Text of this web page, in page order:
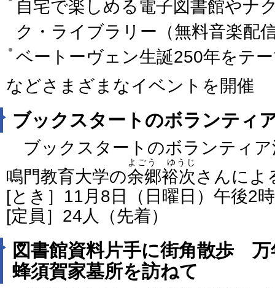
自宅で楽しめる電子図書館やナ
ク・ライブラリー（無料音楽配
ベートーヴェン生誕250年を
などさまざまなイベントを開催
ブックスタートのボランティ
ブックスタートのボランティ
鳴門教育大学の余郷裕次
よごう ゆうじ
さんによ
[とき］11月8日（日曜日）午後2
[定員］24人（先着）
図書館資料片手に街角散歩
蜂須賀家墓所を訪ねて